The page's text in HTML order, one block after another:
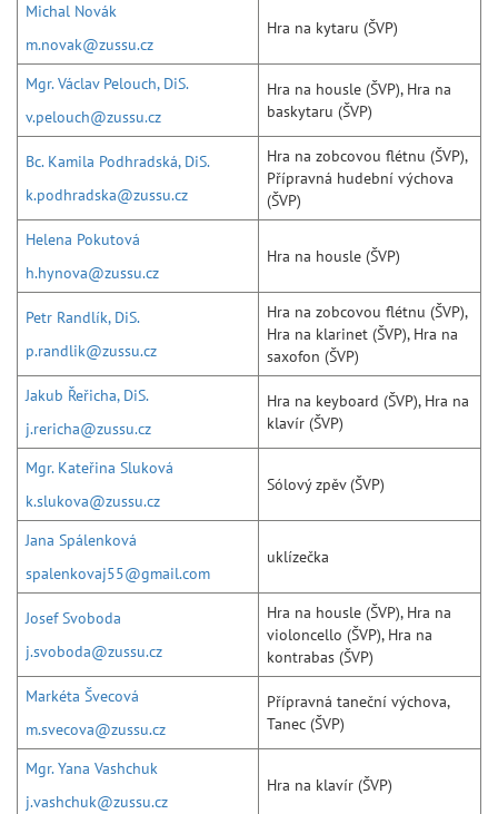
Michal Novák
m.novak@zussu.cz
Hra na kytaru (ŠVP)
Mgr. Václav Pelouch, DiS.
v.pelouch@zussu.cz
Hra na housle (ŠVP), Hra na
baskytaru (ŠVP)
Bc. Kamila Podhradská, DiS.
k.podhradska@zussu.cz
Hra na zobcovou flétnu (ŠVP),
Přípravná hudební výchova
(ŠVP)
Helena Pokutová
h.hynova@zussu.cz
Hra na housle (ŠVP)
Petr Randlík, DiS.
p.randlik@zussu.cz
Hra na zobcovou flétnu (ŠVP),
Hra na klarinet (ŠVP), Hra na
saxofon (ŠVP)
Jakub Řeřicha, DiS.
j.rericha@zussu.cz
Hra na keyboard (ŠVP), Hra na
klavír (ŠVP)
Mgr. Kateřina Sluková
k.slukova@zussu.cz
Sólový zpěv (ŠVP)
Jana Spálenková
spalenkovaj55@gmail.com
uklízečka
Josef Svoboda
j.svoboda@zussu.cz
Hra na housle (ŠVP), Hra na
violoncello (ŠVP), Hra na
kontrabas (ŠVP)
Markéta Švecová
m.svecova@zussu.cz
Přípravná taneční výchova,
Tanec (ŠVP)
Mgr. Yana Vashchuk
j.vashchuk@zussu.cz
Hra na klavír (ŠVP)